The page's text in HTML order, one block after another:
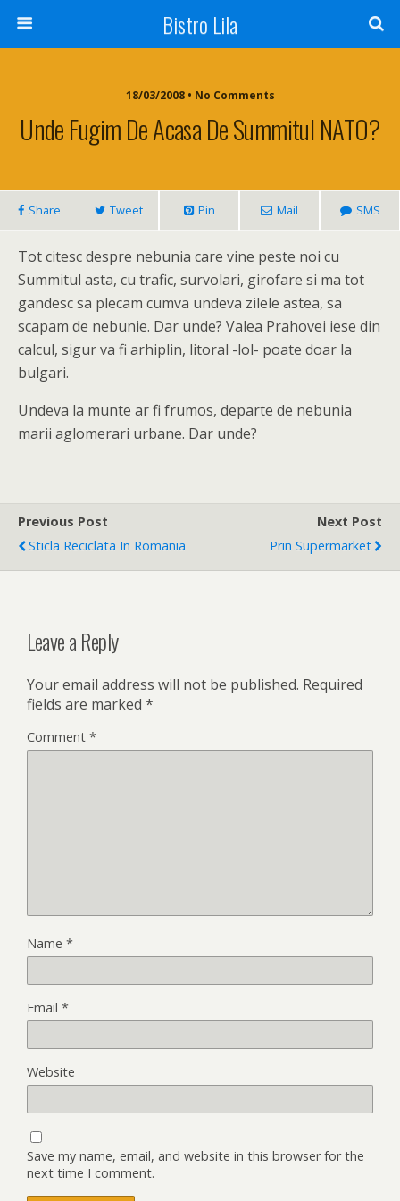
Bistro Lila
18/03/2008 • No Comments
Unde Fugim De Acasa De Summitul NATO?
Share Tweet Pin Mail SMS
Tot citesc despre nebunia care vine peste noi cu
Summitul asta, cu trafic, survolari, girofare si ma tot
gandesc sa plecam cumva undeva zilele astea, sa
scapam de nebunie. Dar unde? Valea Prahovei iese din
calcul, sigur va fi arhiplin, litoral -lol- poate doar la
bulgari.
Undeva la munte ar fi frumos, departe de nebunia
marii aglomerari urbane. Dar unde?
Previous Post
Sticla Reciclata In Romania
Next Post
Prin Supermarket
Leave a Reply
Your email address will not be published. Required
fields are marked *
Comment *
Name *
Email *
Website
Save my name, email, and website in this browser for the
next time I comment.